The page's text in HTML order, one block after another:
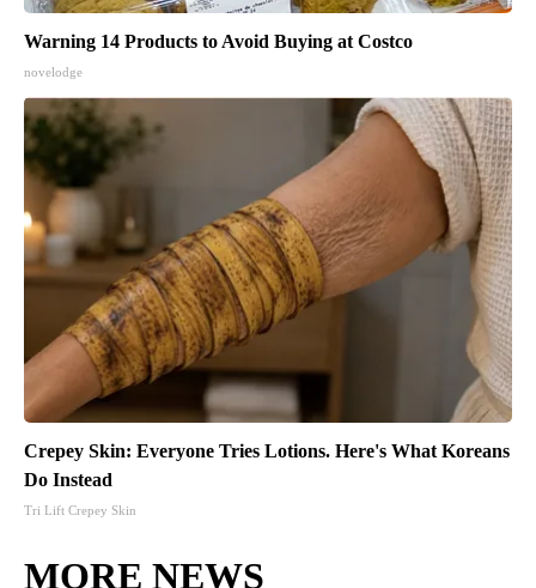
Warning 14 Products to Avoid Buying at Costco
novelodge
Crepey Skin: Everyone Tries Lotions. Here's What Koreans
Do Instead
Tri Lift Crepey Skin
MORE NEWS